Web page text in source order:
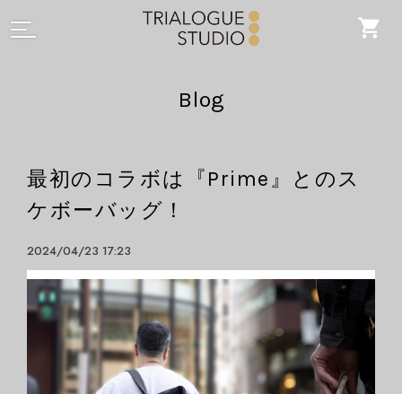
Blog
最初のコラボは『Prime』とのス
ケボーバッグ！
2024/04/23 17:23